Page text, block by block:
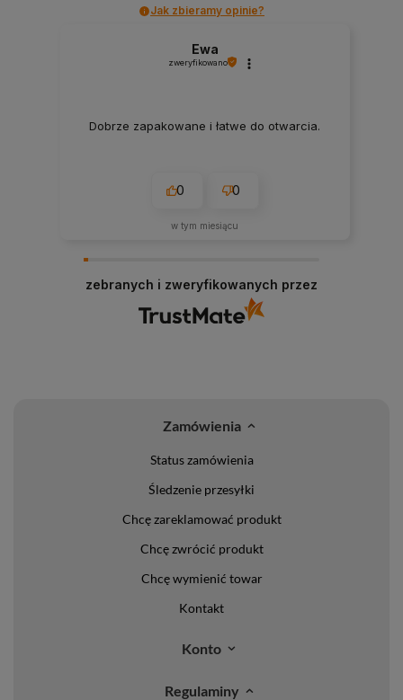
Jak zbieramy opinie?
Ewa
zweryfikowano
Dobrze zapakowane i łatwe do otwarcia.
0 0
w tym miesiącu
zebranych i zweryfikowanych przez
Zamówienia
Status zamówienia
Śledzenie przesyłki
Chcę zareklamować produkt
Chcę zwrócić produkt
Chcę wymienić towar
Kontakt
Konto
Regulaminy